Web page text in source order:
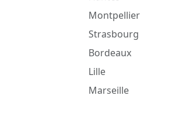
Montpellier
Strasbourg
Bordeaux
Lille
Marseille